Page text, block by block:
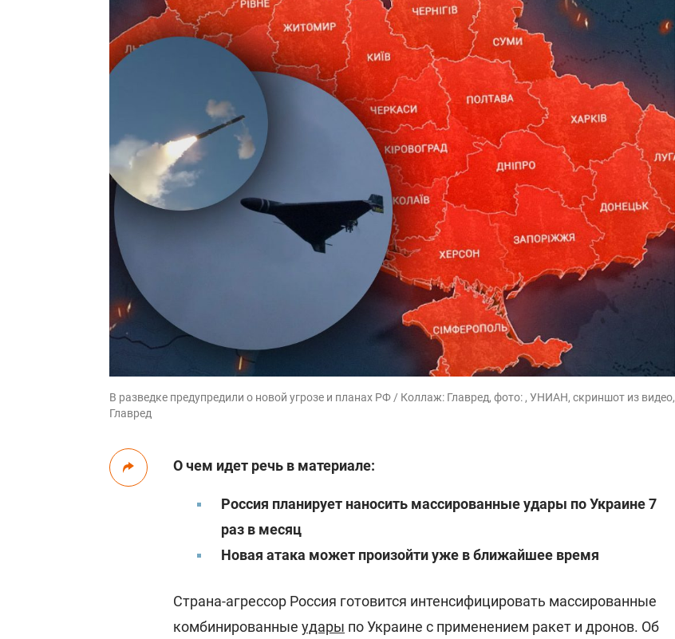
В разведке предупредили о новой угрозе и планах РФ / Коллаж: Главред, фото: , УНИАН, скриншот из видео,
Главред
О чем идет речь в материале:
Россия планирует наносить массированные удары по Украине 7
раз в месяц
Новая атака может произойти уже в ближайшее время
Страна-агрессор Россия готовится интенсифицировать массированные
комбинированные удары по Украине с применением ракет и дронов. Об